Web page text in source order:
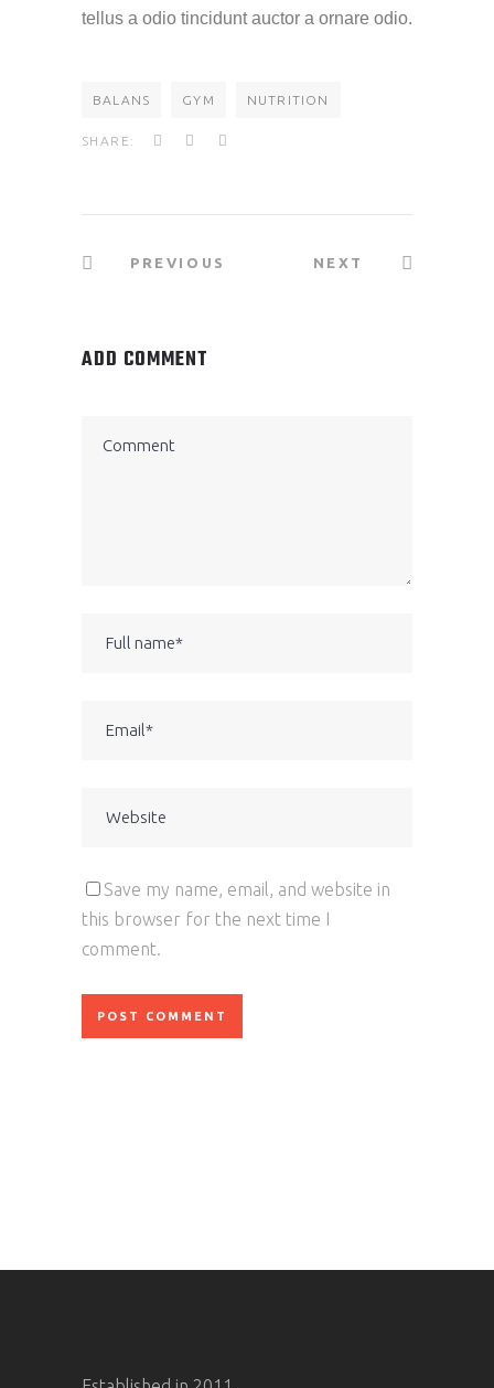
tellus a odio tincidunt auctor a ornare odio.
BALANS GYM NUTRITION
SHARE:
PREVIOUS NEXT
ADD COMMENT
Save my name, email, and website in
this browser for the next time I
comment.